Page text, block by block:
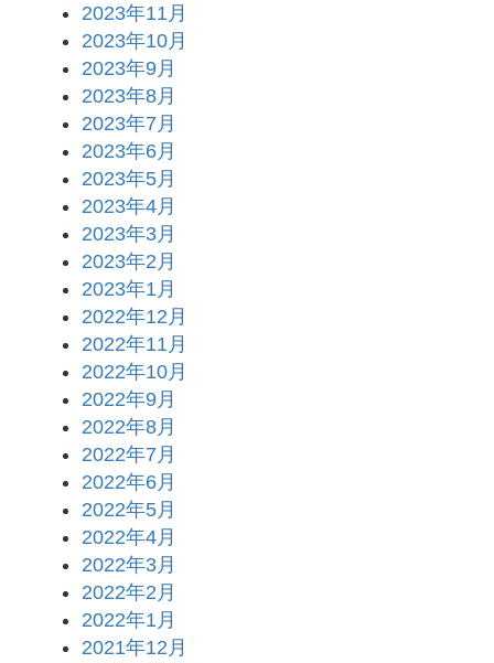
2023年11月
2023年10月
2023年9月
2023年8月
2023年7月
2023年6月
2023年5月
2023年4月
2023年3月
2023年2月
2023年1月
2022年12月
2022年11月
2022年10月
2022年9月
2022年8月
2022年7月
2022年6月
2022年5月
2022年4月
2022年3月
2022年2月
2022年1月
2021年12月